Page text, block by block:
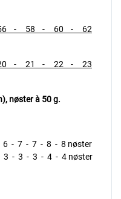
- 58 - 60 - 62
- 21 - 22 - 23
nøster à 50 g.
7 - 7 - 8 - 8 nøster
- 3 - 3 - 4 - 4 nøster